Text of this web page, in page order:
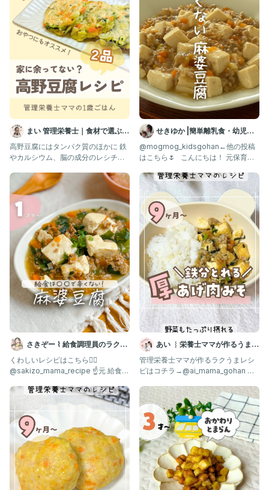
つくレポ大歓迎🫶
#幼児食レシピ #保育園給食 #幼稚園給食 #給食レシピ #親子ごは
ん #偏食 #ベビカレメイト #つくりおき #鉄分 #カルシウム
まい 管理栄養士｜食材で選ぶ1
歳ごはん｜離乳食・幼児食
高野豆腐にはタンパク質のほかに 鉄
やカルシウム、脳の成分のレシチン
さきぞー ⌇ 給食調理員のラクう
ま幼児食
くわしいレシピはこちら💁‍♀️ ⁡
@sakizo_mama_recipe ☝️元 給食の
せきゆか |簡単離乳食・幼児食
レシピ
@mogmog_kidsgohan←他の投稿
はこちら🌷 ⁡ ⁡ こんにちは！ 元保育園
あい ︴栄養士ママが作るうまう
ま離乳食
管理栄養士ママが作るラクうまレシ
ピはコチラ→@ai_mama_gohan 離